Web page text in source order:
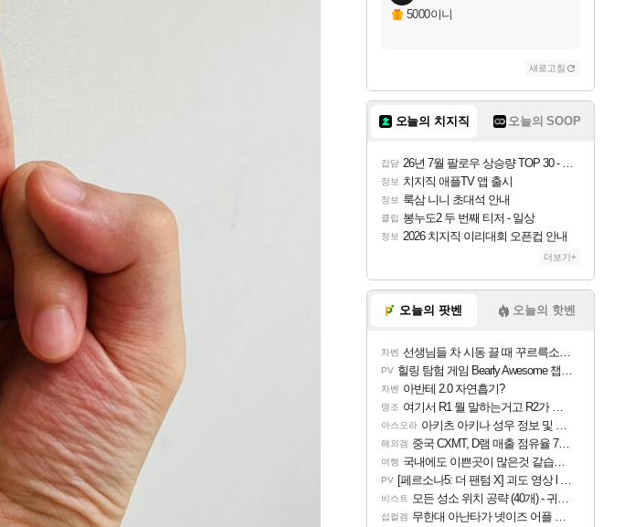
5000이니
새로고침
오늘의 치지직 오늘의 SOOP
잡담 26년 7월 팔로우 상승량 TOP 30 - 월간 치지직
정보 치지직 애플TV 앱 출시
정보 룩삼 니니 초대석 안내
클립 봉누도2 두 번째 티저 - 일상
정보 2026 치지직 이리대회 오픈컵 안내
더보기+
오늘의 팟벤 오늘의 핫벤
차벤 선생님들 차 시동 끌 때 꾸르륵소리나는데
PV 힐링 탐험 게임 Bearly Awesome 챕터 1 트레일러
차벤 아반테 2.0 자연흡기?
명조 여기서 R1 뭘 말하는거고 R2가 뭘말하는걸까요?
아스오라 아키츠 아키나 성우 정보 및 주요 필모
해외겜 중국 CXMT, D램 매출 점유율 7%…글로벌 4위로 부상
여행 국내에도 이쁜곳이 많은것 같습니다
PV [페르소나5: 더 팬텀 X] 괴도 영상 l 타카마키 안·댄싱 스타
비스트 모든 성소 위치 공략 (40개) - 귀환한 영혼 도전과제
섭컬겜 무한대 아난타가 넷이즈 어플 달력에 일정 등록